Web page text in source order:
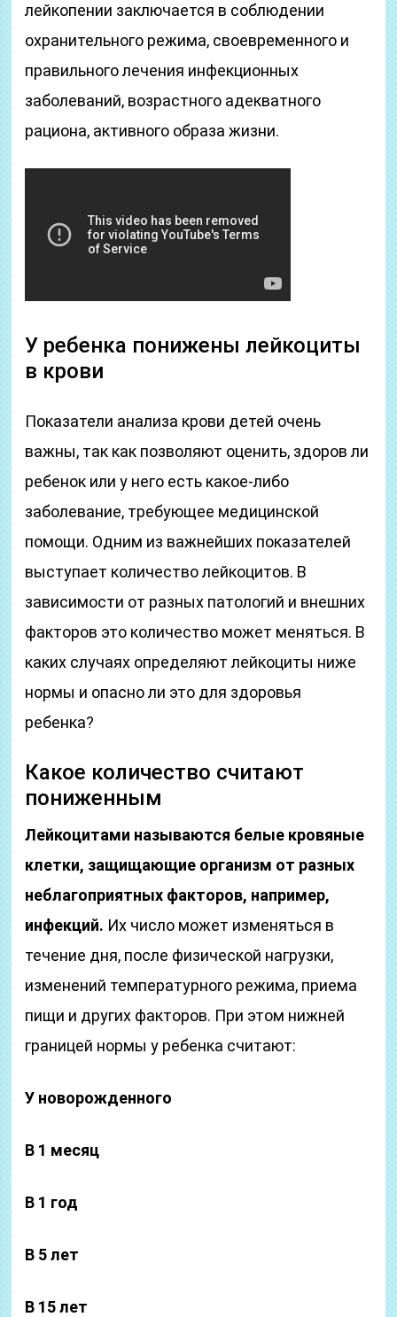
лейкопении заключается в соблюдении
охранительного режима, своевременного и
правильного лечения инфекционных
заболеваний, возрастного адекватного
рациона, активного образа жизни.
У ребенка понижены лейкоциты
в крови
Показатели анализа крови детей очень
важны, так как позволяют оценить, здоров ли
ребенок или у него есть какое-либо
заболевание, требующее медицинской
помощи. Одним из важнейших показателей
выступает количество лейкоцитов. В
зависимости от разных патологий и внешних
факторов это количество может меняться. В
каких случаях определяют лейкоциты ниже
нормы и опасно ли это для здоровья
ребенка?
Какое количество считают
пониженным
Лейкоцитами называются белые кровяные
клетки, защищающие организм от разных
неблагоприятных факторов, например,
инфекций. Их число может изменяться в
течение дня, после физической нагрузки,
изменений температурного режима, приема
пищи и других факторов. При этом нижней
границей нормы у ребенка считают:
У новорожденного
В 1 месяц
В 1 год
В 5 лет
В 15 лет